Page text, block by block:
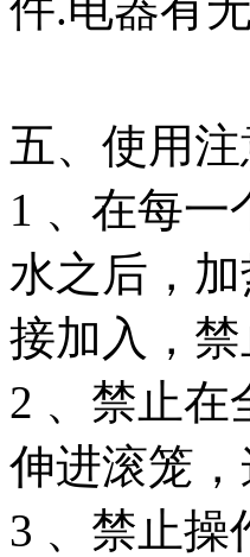
五、使用
1 、在每一
水之后，
接加入，
2 、禁止在
伸进滚笼
3 、禁止操